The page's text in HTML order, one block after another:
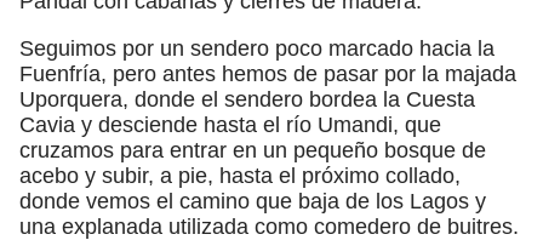
Seguimos por un sendero poco marcado hacia la
Fuenfría, pero antes hemos de pasar por la majada
Uporquera, donde el sendero bordea la Cuesta
Cavia y desciende hasta el río Umandi, que
cruzamos para entrar en un pequeño bosque de
acebo y subir, a pie, hasta el próximo collado,
donde vemos el camino que baja de los Lagos y
una explanada utilizada como comedero de buitres.